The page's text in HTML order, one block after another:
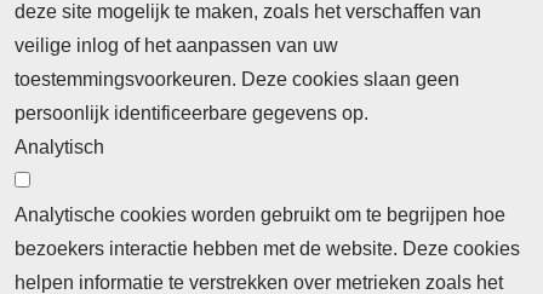
deze site mogelijk te maken, zoals het verschaffen van
veilige inlog of het aanpassen van uw
toestemmingsvoorkeuren. Deze cookies slaan geen
persoonlijk identificeerbare gegevens op.
Analytisch
Analytische cookies worden gebruikt om te begrijpen hoe
bezoekers interactie hebben met de website. Deze cookies
helpen informatie te verstrekken over metrieken zoals het